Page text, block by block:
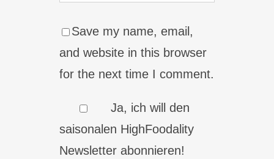
Save my name, email,
and website in this browser
for the next time I comment.
Ja, ich will den
saisonalen HighFoodality
Newsletter abonnieren!